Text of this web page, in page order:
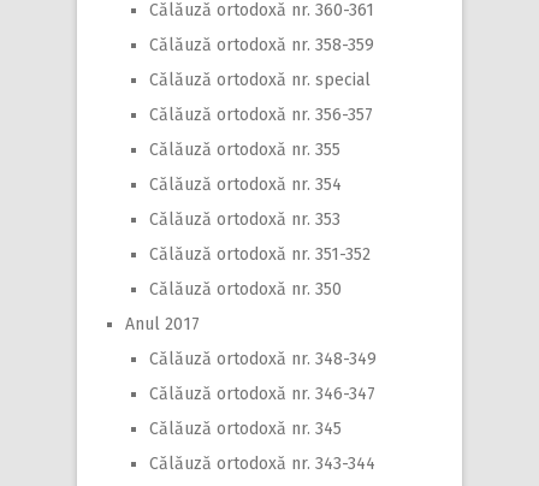
Călăuză ortodoxă nr. 360-361
Călăuză ortodoxă nr. 358-359
Călăuză ortodoxă nr. special
Călăuză ortodoxă nr. 356-357
Călăuză ortodoxă nr. 355
Călăuză ortodoxă nr. 354
Călăuză ortodoxă nr. 353
Călăuză ortodoxă nr. 351-352
Călăuză ortodoxă nr. 350
Anul 2017
Călăuză ortodoxă nr. 348-349
Călăuză ortodoxă nr. 346-347
Călăuză ortodoxă nr. 345
Călăuză ortodoxă nr. 343-344